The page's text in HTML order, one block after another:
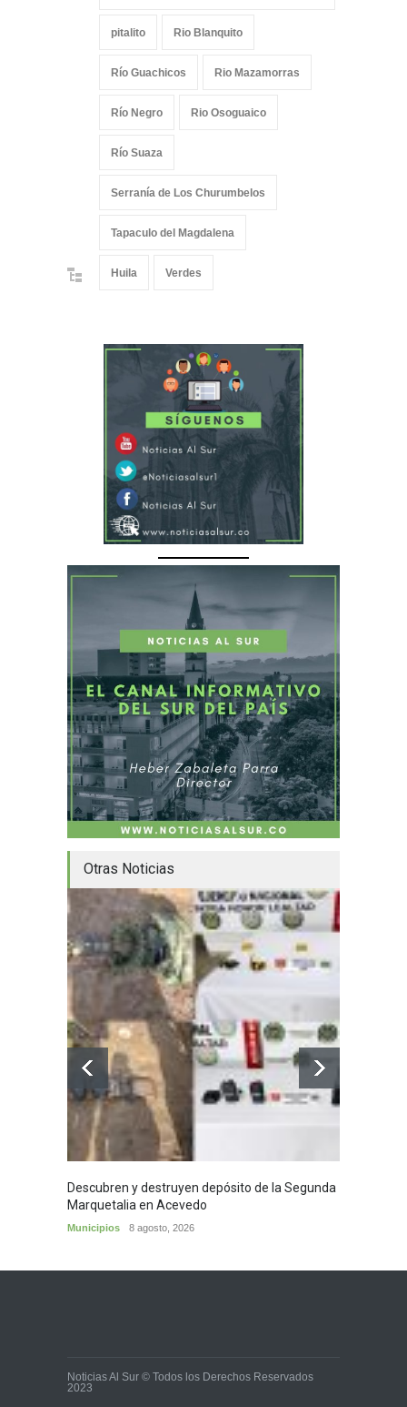
pitalito Rio Blanquito
Río Guachicos Rio Mazamorras
Río Negro Rio Osoguaico
Río Suaza
Serranía de Los Churumbelos
Tapaculo del Magdalena
Huila Verdes
Otras Noticias
Descubren y destruyen depósito de la Segunda
Marquetalia en Acevedo
Municipios 8 agosto, 2026
Noticias Al Sur © Todos los Derechos Reservados
2023